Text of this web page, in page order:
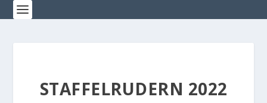
STAFFELRUDERN 2022